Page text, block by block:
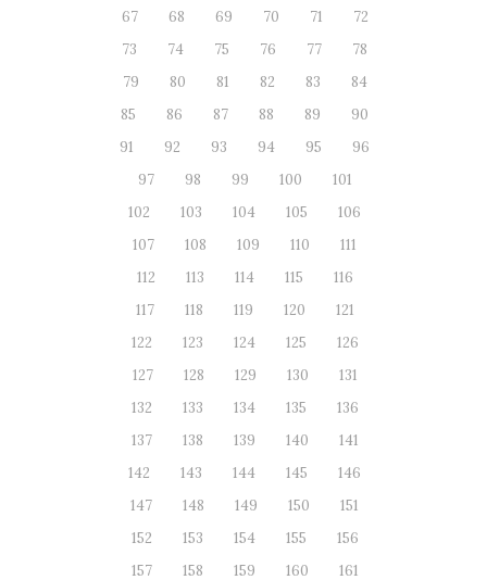
67
68 69 70 71
72
73
74 75 76 77
78
79
80 81 82 83
84
85
86 87 88 89
90
91
92 93 94 95
96
97
98 99 100
101
102
103 104 105
106
107
108 109 110
111
112
113 114 115
116
117
118 119 120
121
122
123 124 125
126
127
128 129 130
131
132
133 134 135
136
137
138 139 140
141
142
143 144 145
146
147
148 149 150
151
152
153 154 155
156
157
158 159 160
161